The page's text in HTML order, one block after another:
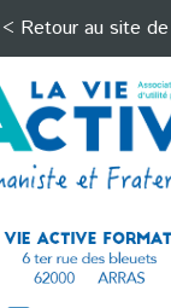
< Retour au site